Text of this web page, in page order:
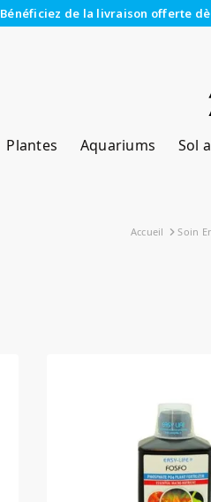
Bénéficiez de la livraison offerte
Plantes Aquariums Sol
Accueil Soin